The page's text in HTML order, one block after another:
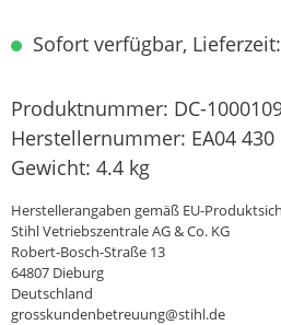
Sofort verfügbar,
Produktnummer: DC-
Herstellernummer: EA04
Gewicht: 4.4 kg
Herstellerangaben gemäß EU-
Stihl Vetriebszentrale AG & Co. KG
Robert-Bosch-Straße 13
64807 Dieburg
Deutschland
grosskundenbetreuung@stihl.de